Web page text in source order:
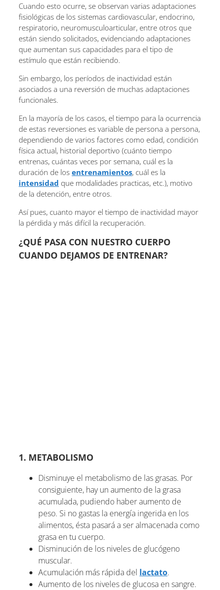
Cuando esto ocurre, se observan varias adaptaciones
fisiológicas de los sistemas cardiovascular, endocrino,
respiratorio, neuromusculoarticular, entre otros que
están siendo solicitados, evidenciando adaptaciones
que aumentan sus capacidades para el tipo de
estímulo que están recibiendo.
Sin embargo, los períodos de inactividad están
asociados a una reversión de muchas adaptaciones
funcionales.
En la mayoría de los casos, el tiempo para la ocurrencia
de estas reversiones es variable de persona a persona,
dependiendo de varios factores como edad, condición
física actual, historial deportivo (cuánto tiempo
entrenas, cuántas veces por semana, cuál es la
duración de los entrenamientos, cuál es la
intensidad que modalidades practicas, etc.), motivo
de la detención, entre otros.
Así pues, cuanto mayor el tiempo de inactividad mayor
la pérdida y más difícil la recuperación.
¿QUÉ PASA CON NUESTRO CUERPO
CUANDO DEJAMOS DE ENTRENAR?
1. METABOLISMO
Disminuye el metabolismo de las grasas. Por
consiguiente, hay un aumento de la grasa
acumulada, pudiendo haber aumento de
peso. Si no gastas la energía ingerida en los
alimentos, ésta pasará a ser almacenada como
grasa en tu cuerpo.
Disminución de los niveles de glucógeno
muscular.
Acumulación más rápida del lactato.
Aumento de los niveles de glucosa en sangre.